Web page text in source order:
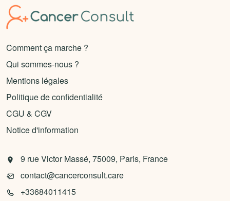
Comment ça marche ?
Qui sommes-nous ?
Mentions légales
Politique de confidentialité
CGU & CGV
Notice d'information
9 rue Victor Massé, 75009, Paris, France
contact@cancerconsult.care
+33684011415